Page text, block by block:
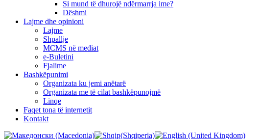
Si mund të dhurojë ndërmarrja ime?
Dëshmi
Lajme dhe opinioni
Lajme
Shpallje
MCMS në mediat
e-Buletini
Fjalime
Bashkëpunimi
Organizata ku jemi anëtarë
Organizata me të cilat bashkëpunojmë
Linqe
Faqet tona të internetit
Kontakt